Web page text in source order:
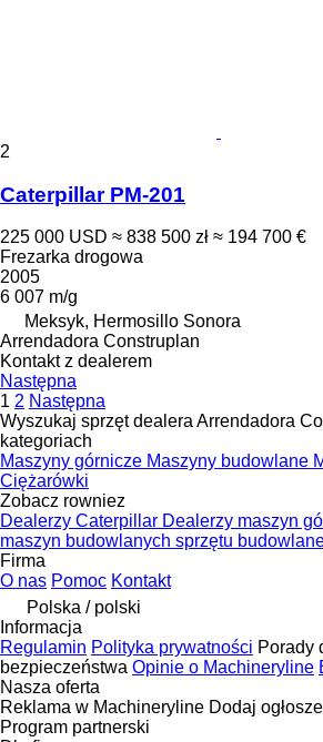
2
Caterpillar PM-201
225 000 USD ≈ 838 500 zł ≈ 194 700 €
Frezarka drogowa
2005
6 007 m/g
Meksyk, Hermosillo Sonora
Arrendadora Construplan
Kontakt z dealerem
Następna
1 2 Następna
Wyszukaj sprzęt dealera Arrendadora
kategoriach
Maszyny górnicze Maszyny budowlane
Ciężarówki
Zobacz rowniez
Dealerzy Caterpillar Dealerzy maszyn
maszyn budowlanych sprzętu
Firma
O nas Pomoc Kontakt
Polska / polski
Informacja
Regulamin Polityka prywatności Porady
bezpieczeństwa Opinie o Machineryline
Nasza oferta
Reklama w Machineryline Dodaj
Program partnerski